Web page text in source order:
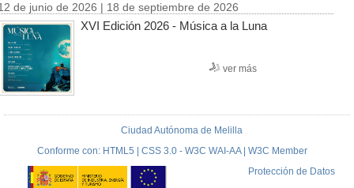
de junio de 2026 | 18 de septiembre de 2026
XVI Edición 2026 - Música a la Luna
ver más
Ciudad Autónoma de Melilla
Conforme con: HTML5 | CSS 3.0 - W3C WAI-AA | W3C Member
Protección de Datos